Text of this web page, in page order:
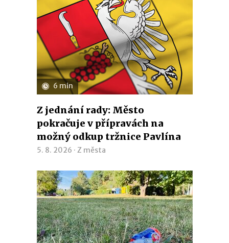
6 min
Z jednání rady: Město
pokračuje v přípravách na
možný odkup tržnice Pavlína
5. 8. 2026 · Z města